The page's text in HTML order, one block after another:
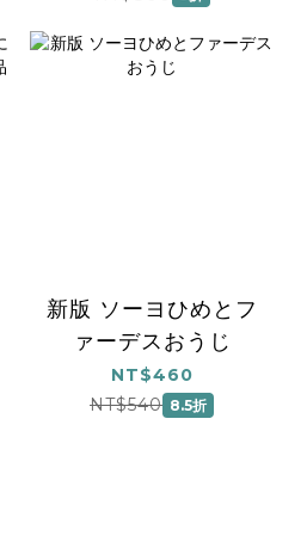
新版 ソーヨひめとフ
ァーデスおうじ
NT$460
NT$540 8.5折